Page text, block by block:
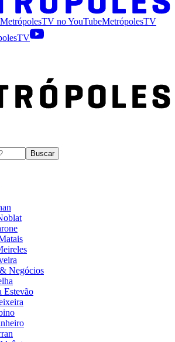
MetrópolesTV noYouTubeMetrópolesTV
Buscar
Negócios
Estevão